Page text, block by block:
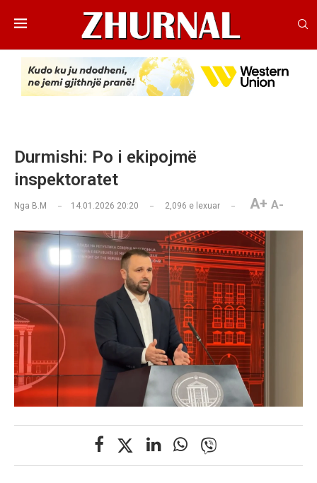
Durmishi: Po i ekipojmë
inspektoratet
Nga B.M 14.01.2026 20:20 2,096 e lexuar A+ A-